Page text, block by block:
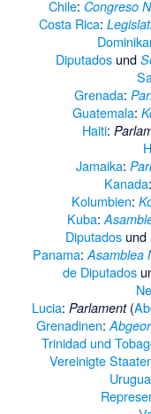
Chile: Congreso
Costa Rica:
Diputados und
Grenada:
Guatemala:
Haiti:
Jamaika:
Kanada:
Kolumbien:
Kuba:
Diputadosund
Panama:Asamblea
de Diputados
Lucia:Parlament(
Grenadinen:
Trinidad und
Vereinigte